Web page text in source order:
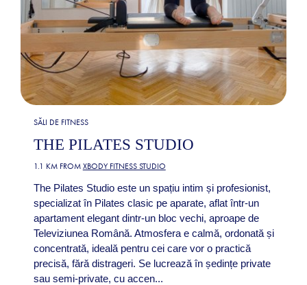
SĂLI DE FITNESS
THE PILATES STUDIO
1.1 KM FROM XBODY FITNESS STUDIO
The Pilates Studio este un spațiu intim și profesionist,
specializat în Pilates clasic pe aparate, aflat într-un
apartament elegant dintr-un bloc vechi, aproape de
Televiziunea Română. Atmosfera e calmă, ordonată și
concentrată, ideală pentru cei care vor o practică
precisă, fără distrageri. Se lucrează în ședințe private
sau semi-private, cu accen...